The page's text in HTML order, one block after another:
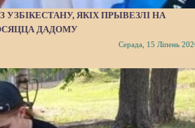
ЯКІХ ПРЫВЕЗЛІ НА
ДАДОМУ
Серада, 15 Ліпень